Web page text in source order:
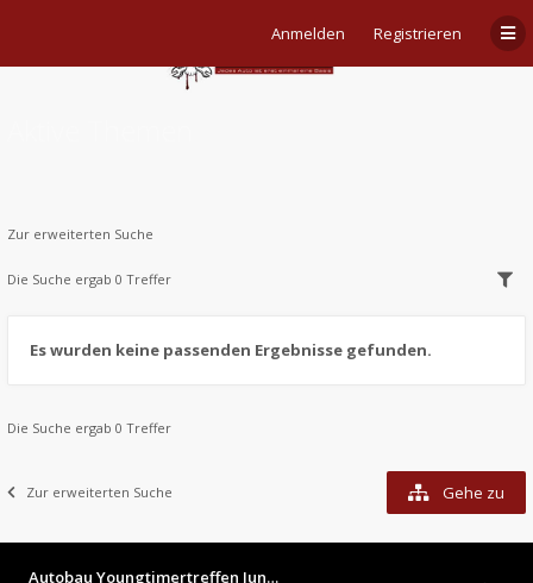
Anmelden Registrieren
Zur erweiterten Suche
Die Suche ergab 0 Treffer
Es wurden keine passenden Ergebnisse gefunden.
Die Suche ergab 0 Treffer
Zur erweiterten Suche Gehe zu
Autobau Youngtimertreffen Jun…